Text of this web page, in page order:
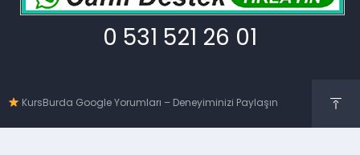
0 531 521 26 01
KursBurda Google Yorumları – Deneyiminizi Paylaşın